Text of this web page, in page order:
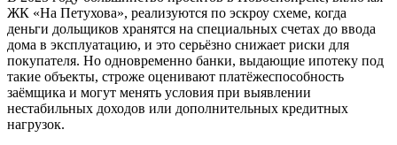
ЖК «На Петухова», реализуются по эскроу схеме, когда
деньги дольщиков хранятся на специальных счетах до ввода
дома в эксплуатацию, и это серьёзно снижает риски для
покупателя. Но одновременно банки, выдающие ипотеку под
такие объекты, строже оценивают платёжеспособность
заёмщика и могут менять условия при выявлении
нестабильных доходов или дополнительных кредитных
нагрузок.